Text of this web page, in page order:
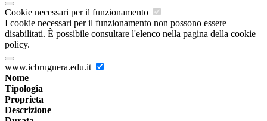
Cookie necessari per il funzionamento
I cookie necessari per il funzionamento non possono essere
disabilitati. È possibile consultare l'elenco nella pagina della cookie
policy.
www.icbrugnera.edu.it
Nome
Tipologia
Proprieta
Descrizione